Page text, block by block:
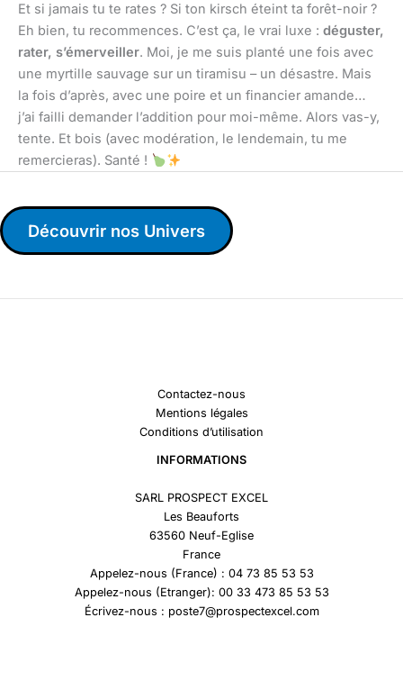
Et si jamais tu te rates ? Si ton kirsch éteint ta forêt-noir ?
Eh bien, tu recommences. C’est ça, le vrai luxe : déguster,
rater, s’émerveiller. Moi, je me suis planté une fois avec
une myrtille sauvage sur un tiramisu – un désastre. Mais
la fois d’après, avec une poire et un financier amande…
j’ai failli demander l’addition pour moi-même. Alors vas-y,
tente. Et bois (avec modération, le lendemain, tu me
remercieras). Santé !
Découvrir nos Univers
Contactez-nous
Mentions légales
Conditions d’utilisation
INFORMATIONS
SARL PROSPECT EXCEL
Les Beauforts
63560 Neuf-Eglise
France
Appelez-nous (France) : 04 73 85 53 53
Appelez-nous (Etranger): 00 33 473 85 53 53
Écrivez-nous : poste7@prospectexcel.com